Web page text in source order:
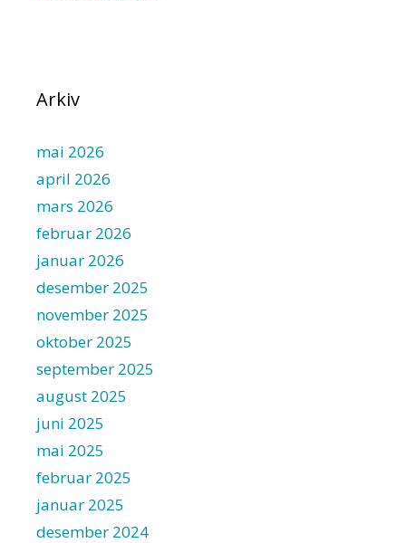
Arkiv
mai 2026
april 2026
mars 2026
februar 2026
januar 2026
desember 2025
november 2025
oktober 2025
september 2025
august 2025
juni 2025
mai 2025
februar 2025
januar 2025
desember 2024